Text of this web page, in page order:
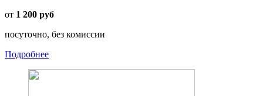
от 1 200 руб
посуточно, без комиссии
Подробнее